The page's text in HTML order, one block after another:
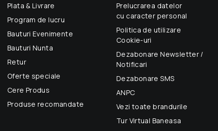
Plata & Livrare
Program de lucru
Bauturi Evenimente
Bauturi Nunta
Retur
Oferte speciale
Cere Produs
Produse recomandate
Prelucrarea datelor
cu caracter personal
Politica de utilizare
Cookie-uri
Dezabonare Newsletter /
Notificari
Dezabonare SMS
ANPC
Vezi toate brandurile
Tur Virtual Baneasa